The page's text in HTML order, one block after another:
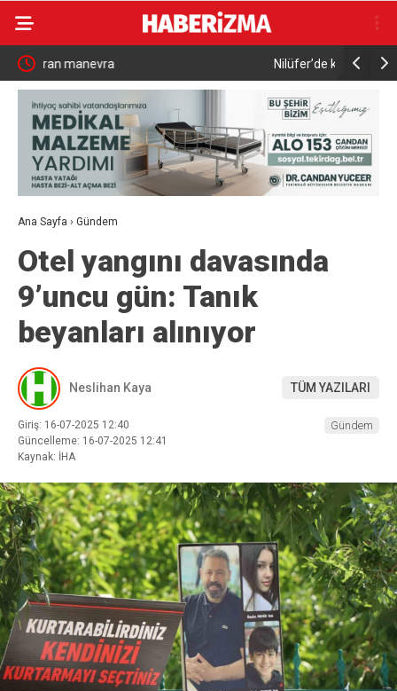
Nilüfer’de kent rehberi ve imar durumu sorgulama
yenilendi
Depoda
Ana Sayfa › Gündem
Otel yangını davasında
9’uncu gün: Tanık
beyanları alınıyor
Neslihan Kaya TÜM YAZILARI
Giriş: 16-07-2025 12:40
Güncelleme: 16-07-2025 12:41
Kaynak: İHA
Gündem